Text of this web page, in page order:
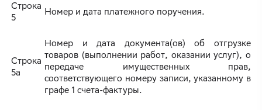
Строка
5
Номер и дата платежного поручения.
Строка
5а
Номер и дата документа(ов) об отгрузке
товаров (выполнении работ, оказании услуг), о
передаче имущественных прав,
соответствующего номеру записи, указанному в
графе 1 счета-фактуры.